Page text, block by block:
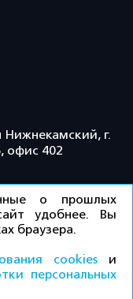
Нижнекамский, г.
офис 402
/ Все права
о прошлых
удобнее. Вы
браузера.
cookies и
персональных